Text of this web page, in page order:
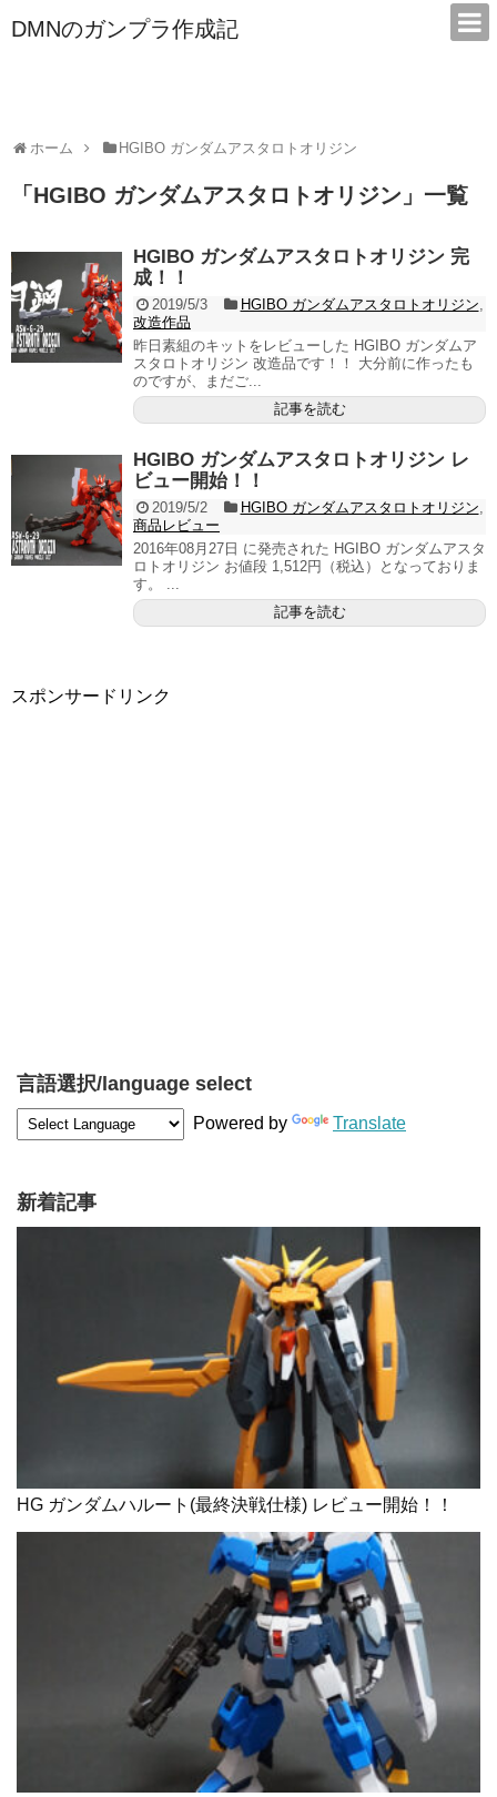
DMNのガンプラ作成記
ホーム HGIBO ガンダムアスタロトオリジン
「 HGIBO ガンダムアスタロトオリジン 」 一覧
HGIBO ガンダムアスタロトオリジン 完
成！！
2019/5/3 HGIBO ガンダムアスタロトオリジン,
改造作品
昨日素組のキットをレビューした HGIBO ガンダムア
スタロトオリジン 改造品です！！ 大分前に作ったも
のですが、まだご...
記事を読む
HGIBO ガンダムアスタロトオリジン レ
ビュー開始！！
2019/5/2 HGIBO ガンダムアスタロトオリジン,
商品レビュー
2016年08月27日 に発売された HGIBO ガンダムアスタ
ロトオリジン お値段 1,512円（税込）となっておりま
す。 ...
記事を読む
スポンサードリンク
言語選択/language select
Powered by Translate
新着記事
HG ガンダムハルート(最終決戦仕様) レビュー開始！！